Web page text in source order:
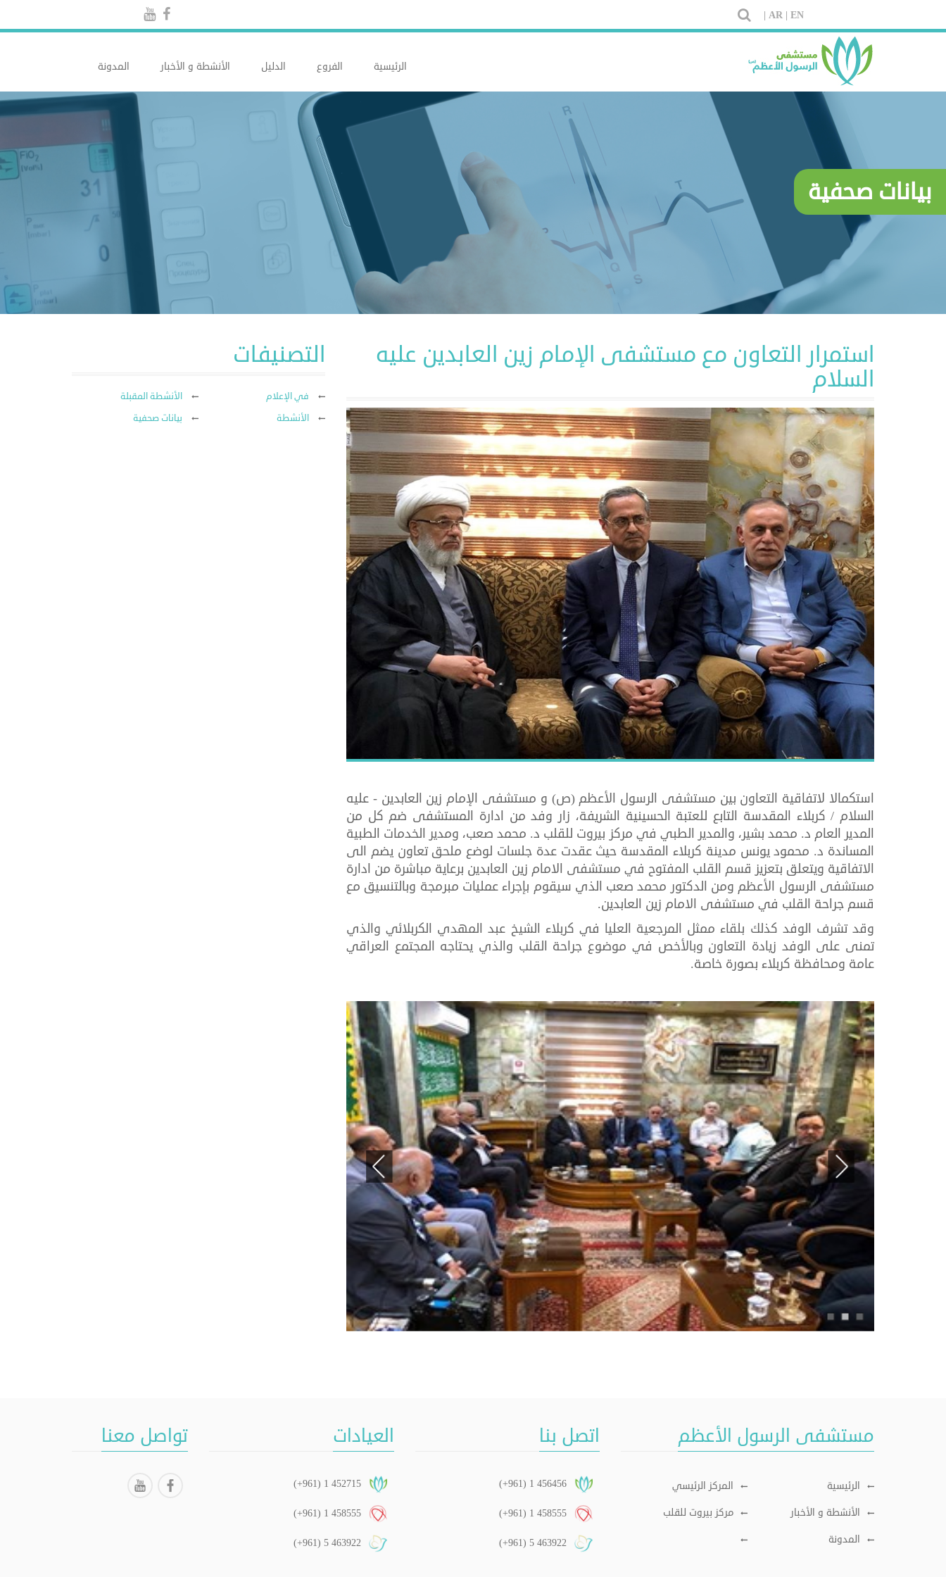
AR | EN |
الرئيسية الفروع الدليل الأنشطة و الأخبار المدونة
بيانات صحفية
استمرار التعاون مع مستشفى الإمام زين العابدين عليه
السلام
استكمالا لاتفاقية التعاون بين مستشفى الرسول الأعظم (ص) و مستشفى الإمام زين العابدين - عليه
السلام / كربلاء المقدسة التابع للعتبة الحسينية الشريفة، زار وفد من ادارة المستشفى ضم كل من
المدير العام د. محمد بشير، والمدير الطبي في مركز بيروت للقلب د. محمد صعب، ومدير الخدمات الطبية
المساندة د. محمود يونس مدينة كربلاء المقدسة حيث عقدت عدة جلسات لوضع ملحق تعاون يضم الى
الاتفاقية ويتعلق بتعزيز قسم القلب المفتوح في مستشفى الامام زين العابدين برعاية مباشرة من ادارة
مستشفى الرسول الأعظم ومن الدكتور محمد صعب الذي سيقوم بإجراء عمليات مبرمجة وبالتنسيق مع
قسم جراحة القلب في مستشفى الامام زين العابدين.
وقد تشرف الوفد كذلك بلقاء ممثل المرجعية العليا في كربلاء الشيخ عبد المهدي الكربلائي والذي
تمنى على الوفد زيادة التعاون وبالأخص في موضوع جراحة القلب والذي يحتاجه المجتمع العراقي
عامة ومحافظة كربلاء بصورة خاصة.
التصنيفات
في الإعلام
الأنشطة المقبلة
الأنشطة
بيانات صحفية
مستشفى الرسول الأعظم
الرئيسية
المركز الرئيسي
الأنشطة و الأخبار
مركز بيروت للقلب
المدونة
اتصل بنا
(+961) 1 456456
(+961) 1 458555
(+961) 5 463922
العيادات
(+961) 1 452715
(+961) 1 458555
(+961) 5 463922
تواصل معنا